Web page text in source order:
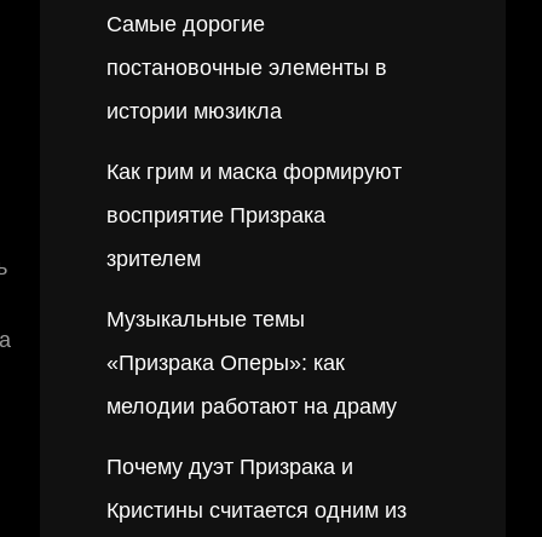
Самые дорогие
постановочные элементы в
истории мюзикла
Как грим и маска формируют
восприятие Призрака
зрителем
Музыкальные темы
«Призрака Оперы»: как
мелодии работают на драму
Почему дуэт Призрака и
Кристины считается одним из